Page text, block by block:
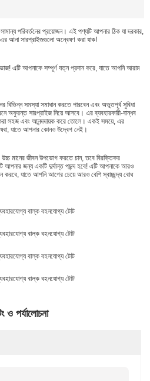
পরিবর্তনের প্রয়োজন। এই পণ্যটি আপনার ঠিক যা দরকার,
আনা সারপ্রাইজগুলো অন্বেষণ করা যাক!
এটি আপনাকে সম্পূর্ণ যত্ন প্রদান করে, যাতে আপনি আরাম
বিভিন্ন সমস্যা সমাধান করতে পারবেন এবং অভূতপূর্ব সুবিধা
অফুরন্ত সারপ্রাইজ নিয়ে আসবে। এর ব্যবহারকারী-বান্ধব
করা সহজ এবং আনন্দদায়ক করে তোলে। একই সময়ে, এর
যাতে আপনার কোনও উদ্বেগ নেই।
মানের জীবন উপভোগ করতে চান, তবে বিরক্তিকর
আপনার জন্য একটি দুর্দান্ত পছন্দ হবে! এটি আপনাকে আরও
করবে, যাতে আপনি আগের চেয়ে আরও বেশি স্বাচ্ছন্দ্য বোধ
ও পর্যালোচনা